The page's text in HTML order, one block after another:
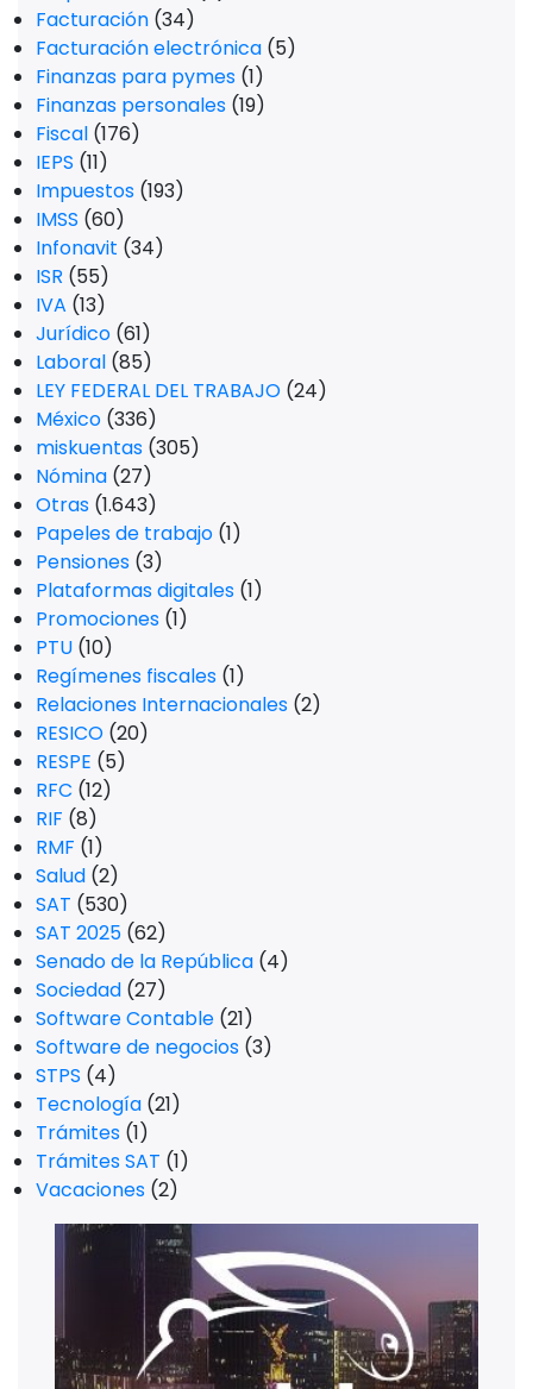
Facturación (34)
Facturación electrónica (5)
Finanzas para pymes (1)
Finanzas personales (19)
Fiscal (176)
IEPS (11)
Impuestos (193)
IMSS (60)
Infonavit (34)
ISR (55)
IVA (13)
Jurídico (61)
Laboral (85)
LEY FEDERAL DEL TRABAJO (24)
México (336)
miskuentas (305)
Nómina (27)
Otras (1.643)
Papeles de trabajo (1)
Pensiones (3)
Plataformas digitales (1)
Promociones (1)
PTU (10)
Regímenes fiscales (1)
Relaciones Internacionales (2)
RESICO (20)
RESPE (5)
RFC (12)
RIF (8)
RMF (1)
Salud (2)
SAT (530)
SAT 2025 (62)
Senado de la República (4)
Sociedad (27)
Software Contable (21)
Software de negocios (3)
STPS (4)
Tecnología (21)
Trámites (1)
Trámites SAT (1)
Vacaciones (2)